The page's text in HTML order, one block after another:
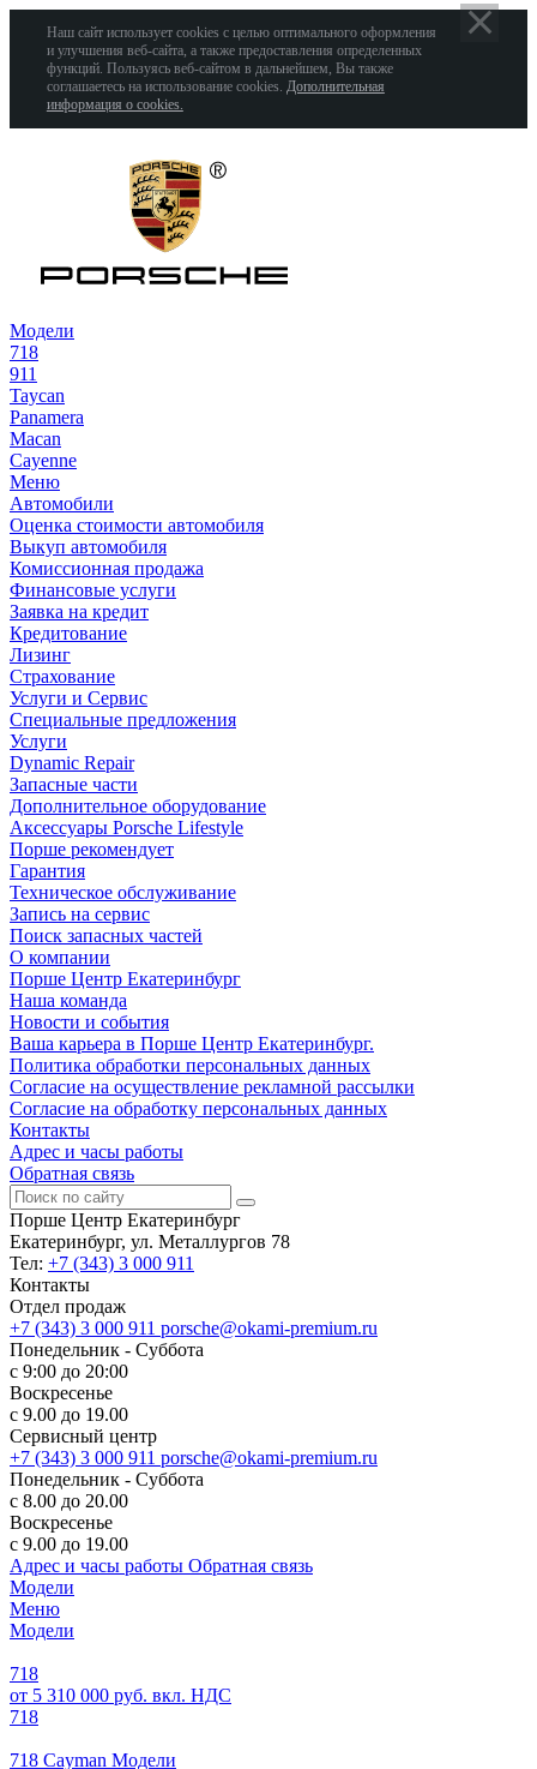
Наш сайт использует cookies с целью оптимального оформления
и улучшения веб-сайта, а также предоставления определенных
функций. Пользуясь веб-сайтом в дальнейшем, Вы также
соглашаетесь на использование cookies. Дополнительная
информация о cookies.
Модели
718
911
Taycan
Panamera
Macan
Cayenne
Меню
Автомобили
Оценка стоимости автомобиля
Выкуп автомобиля
Комиссионная продажа
Финансовые услуги
Заявка на кредит
Кредитование
Лизинг
Страхование
Услуги и Сервис
Специальные предложения
Услуги
Dynamic Repair
Запасные части
Дополнительное оборудование
Аксессуары Porsche Lifestyle
Порше рекомендует
Гарантия
Техническое обслуживание
Запись на сервис
Поиск запасных частей
О компании
Порше Центр Екатеринбург
Наша команда
Новости и события
Ваша карьера в Порше Центр Екатеринбург.
Политика обработки персональных данных
Согласие на осуществление рекламной рассылки
Согласие на обработку персональных данных
Контакты
Адрес и часы работы
Обратная связь
Порше Центр Екатеринбург
Екатеринбург, ул. Металлургов 78
Тел: +7 (343) 3 000 911
Контакты
Отдел продаж
+7 (343) 3 000 911 porsche@okami-premium.ru
Понедельник - Суббота
с 9:00 до 20:00
Воскресенье
с 9.00 до 19.00
Сервисный центр
+7 (343) 3 000 911 porsche@okami-premium.ru
Понедельник - Суббота
с 8.00 до 20.00
Воскресенье
с 9.00 до 19.00
Адрес и часы работы Обратная связь
Модели
Меню
Модели
718
от 5 310 000 руб. вкл. НДС
718
718 Cayman Модели